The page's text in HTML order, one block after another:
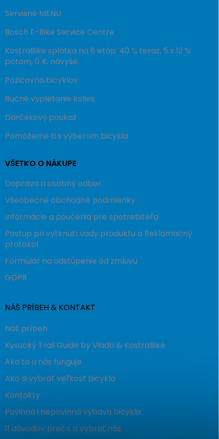
Servisné MENU
Bosch E-Bike Service Centre
KostraBike splátka na 6 etáp: 40 % teraz, 5 x 12 %
potom, 0 € navyše.
Požičovňa bicyklov
Ručné vypletanie kolies
Darčekový poukaz
Pomôžeme ti s výberom bicykla
VŠETKO O NÁKUPE
Doprava a osobný odber
Všeobecné obchodné podmienky
Informácie a poučenia pre spotrebiteľa
Postup pri vytknutí vady produktu a Reklamačný
protokol
Formulár na odstúpenie od zmluvu
GDPR
NÁŠ PRÍBEH & KONTAKT
Náš príbeh
Kysucký Trail Guide by Vlado & KostraBike
Ako to u nás funguje
Ako si vybrať veľkosť bicykla
Kontakty
Povinná i nepovinná výbava bicykla
11 dôvodov prečo si vybrať nás